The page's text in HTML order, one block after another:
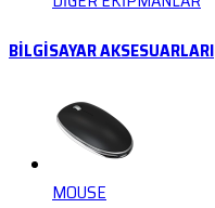
BİLGİSAYAR AKSESUARLARI
MOUSE